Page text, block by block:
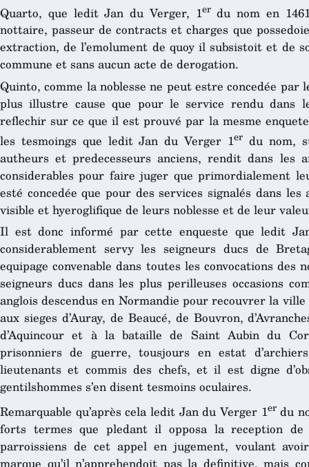
Quarto, que ledit Jan du Verger, 1erdu nom en
nottaire, passeur de contracts et charges que
extraction, de l’emolument de quoy il subsistoit et de
commune et sans aucun acte de derogation.
Quinto, comme la noblesse ne peut estre concedée par
plus illustre cause que pour le service rendu dans
reflechir sur ce que il est prouvé par la mesme
les tesmoings que ledit Jan du Verger 1er du nom,
autheurs et predecesseurs anciens, rendit dans les
considerables pour faire juger que primordialement
esté concedée que pour des services signalés dans
visible et hyeroglifique de leurs noblesse et de leur
Il est donc informé par cette enqueste que ledit
considerablement servy les seigneurs ducs de
equipage convenable dans toutes les convocations
seigneurs ducs dans les plus perilleuses occasions
anglois descendus en Normandie pour recouvrer la
aux sieges d’Auray, de Beaucé, de Bouvron,
d’Aquincour et à la bataille de Saint Aubin du
prisonniers de guerre, tousjours en estat
lieutenants et commis des chefs, et il est digne
gentilshommes s’en disent tesmoins oculaires.
Remarquable qu’après cela ledit Jan du Verger 1erdu
forts termes que pledant il opposa la reception de
parroissiens de cet appel en jugement, voulant
marque qu’il n’apprehendoit pas la definitive, mais